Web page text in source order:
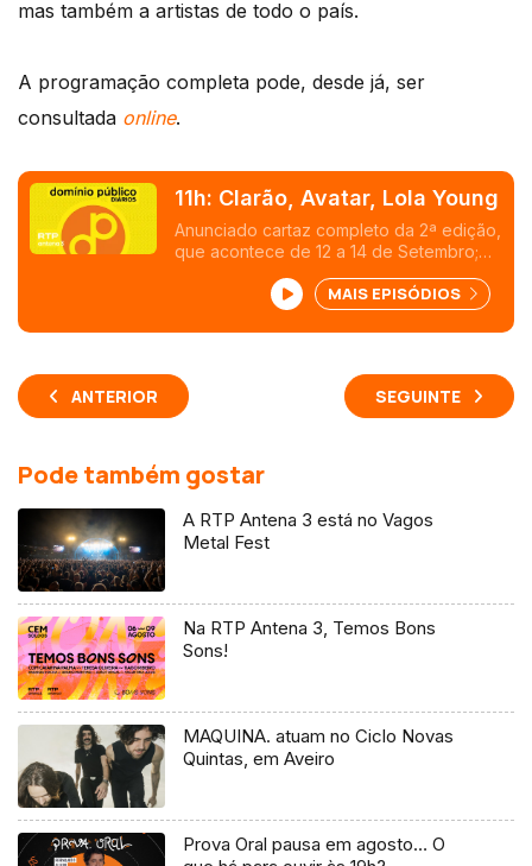
mas também a artistas de todo o país.
A programação completa pode, desde já, ser
consultada online.
11h: Clarão, Avatar, Lola Young
Anunciado cartaz completo da 2ª edição,
que acontece de 12 a 14 de Setembro;
MAIS EPISÓDIOS
ANTERIOR SEGUINTE
Pode também gostar
A RTP Antena 3 está no Vagos
Metal Fest
Na RTP Antena 3, Temos Bons
Sons!
MAQUINA. atuam no Ciclo Novas
Quintas, em Aveiro
Prova Oral pausa em agosto… O